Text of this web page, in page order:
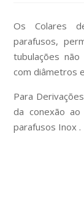
Os Colares
parafusos,
tubulações
com diâmetros
Para
da conexão
parafusos Inox